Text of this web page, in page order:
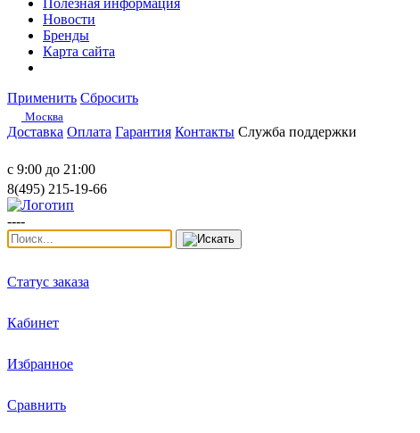
Полезная информация
Новости
Бренды
Карта сайта
Применить Сбросить
Москва
Доставка Оплата Гарантия Контакты Служба поддержки
с 9:00 до 21:00
8(495) 215-19-66
----
Статус заказа
Кабинет
Избранное
Сравнить